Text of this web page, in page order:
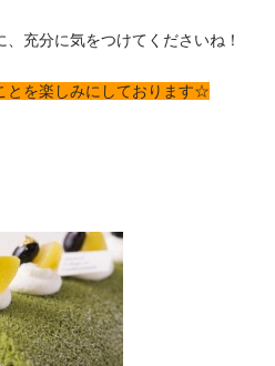
充分に気をつけてくださいね！
とを楽しみにしております☆